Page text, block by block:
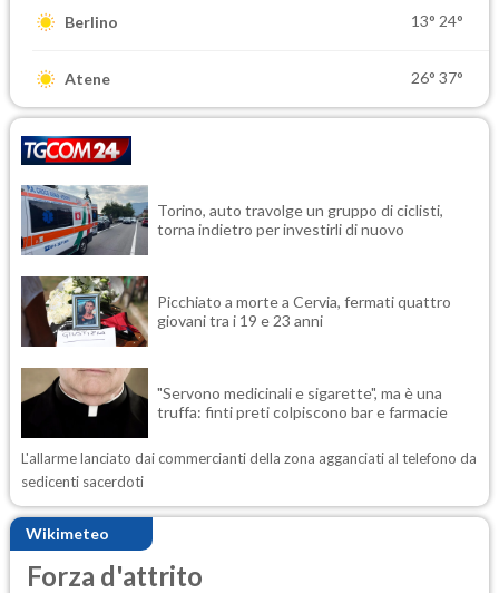
Berlino 13° 24°
Atene 26° 37°
Torino, auto travolge un gruppo di ciclisti,
torna indietro per investirli di nuovo
Picchiato a morte a Cervia, fermati quattro
giovani tra i 19 e 23 anni
"Servono medicinali e sigarette", ma è una
truffa: finti preti colpiscono bar e farmacie
L'allarme lanciato dai commercianti della zona agganciati al telefono da
sedicenti sacerdoti
Wikimeteo
Forza d'attrito